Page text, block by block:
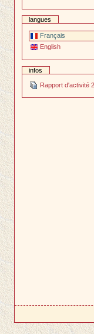
langues
Français
English
infos
Rapport d'activité